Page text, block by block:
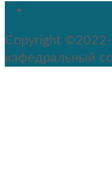
Copyright
кафедральный